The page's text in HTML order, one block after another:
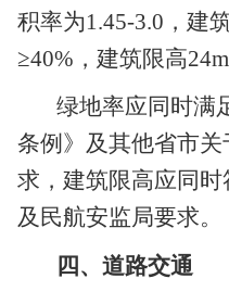
积率为1 .45-3.0 ， 建
≥40% ，建筑限高24
绿地率应同时满
条例》及其他省市
求，建筑限高应同
及民航安监局要求。
四、道路交通